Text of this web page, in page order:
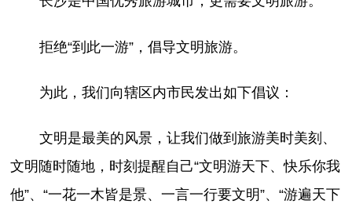
拒绝“到此一游”，倡导文明旅游。
为此，我们向辖区内市民发出如下倡议：
文明是最美的风景，让我们做到旅游美时美刻、
文明随时随地，时刻提醒自己“文明游天下、快乐你我
他”、“一花一木皆是景、一言一行要文明”、“游遍天下